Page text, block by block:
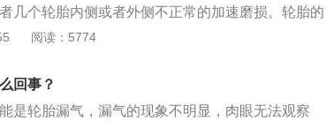
几个轮胎内侧或者外侧不正常的加速磨损。轮胎的
力、制动力、转向力实现汽车的操作；2、支撑车
：1、定期清理轮胎缝隙里面的石子；2、减少轮胎
压；4、注重悬架的保养；5、定期检查前轮定位；
阅读：5774
回事？
是轮胎漏气，漏气的现象不明显，肉眼无法观察